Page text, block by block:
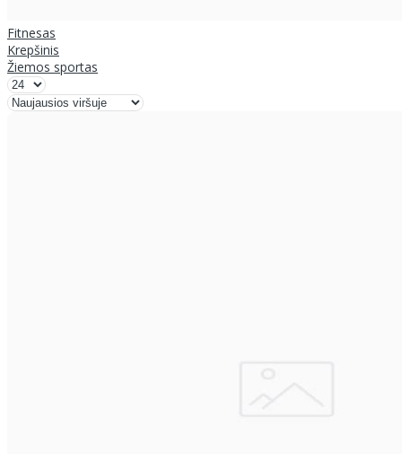
Fitnesas
Krepšinis
Žiemos sportas